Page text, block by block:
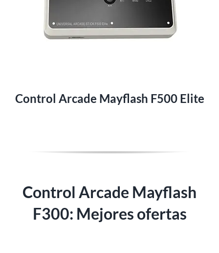
Control Arcade Mayflash F500 Elite
Control Arcade Mayflash
F300: Mejores ofertas